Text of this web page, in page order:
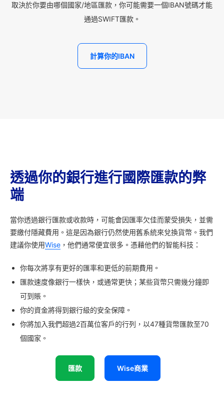
取決於你要由哪個國家/地區匯款，你可能需要一個IBAN號碼才能
通過SWIFT匯款。
計算你的IBAN
透過你的銀行進行國際匯款的弊
端
當你透過銀行匯款或收款時，可能會因匯率欠佳而蒙受損失，並需
要繳付隱藏費用。這是因為銀行仍然使用舊系統來兌換貨幣。我們
建議你使用Wise ，他們通常便宜很多。憑藉他們的智能科技：
你每次將享有更好的匯率和更低的前期費用。
匯款速度像銀行一樣快，或通常更快；某些貨幣只需幾分鐘即
可到賬。
你的資金將得到銀行級的安全保障。
你將加入我們超過2百萬位客戶的行列，以47種貨幣匯款至70
個國家。
匯款 Wise商業